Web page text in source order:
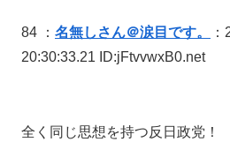
84 ： 名無しさん＠涙目です。
20:30:33.21 ID:jFtvvwxB0.net
全く同じ思想を持つ反日政党！